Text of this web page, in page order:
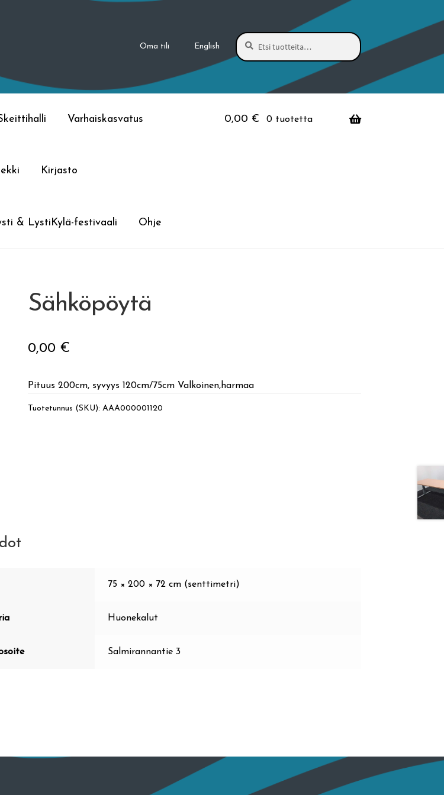
Oma tili English
Etsi:
Haku
Varhaiskasvatus
Kirjasto
& LystiKylä-festivaali Ohje
0,00 € 0 tuotetta
Sähköpöytä
0,00 €
Pituus 200cm, syvyys 120cm/75cm Valkoinen,harmaa
Tuotetunnus (SKU): AAA000001120
75 × 200 × 72 cm (senttimetri)
Huonekalut
Salmirannantie 3